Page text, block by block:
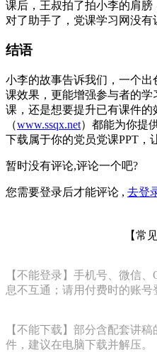
课后，王叔拍了拍小李的肩
对了助手了，党课学习网没有
结语
小李的故事告诉我们，一个
课效果，更能增强参与者的
课，还是想要提升已有课件的
（www.ssqx.net）都能为你提
下载属于你的党员党课PPT，
暂时没有评论,评论一个吧?
您需要登录后才能评论 , 去登
【常
【不能登录】手机号、微信
息不互通；请用付费时的账号
【不能下载】部分含配套讲
件，建议在电脑下载并解压。